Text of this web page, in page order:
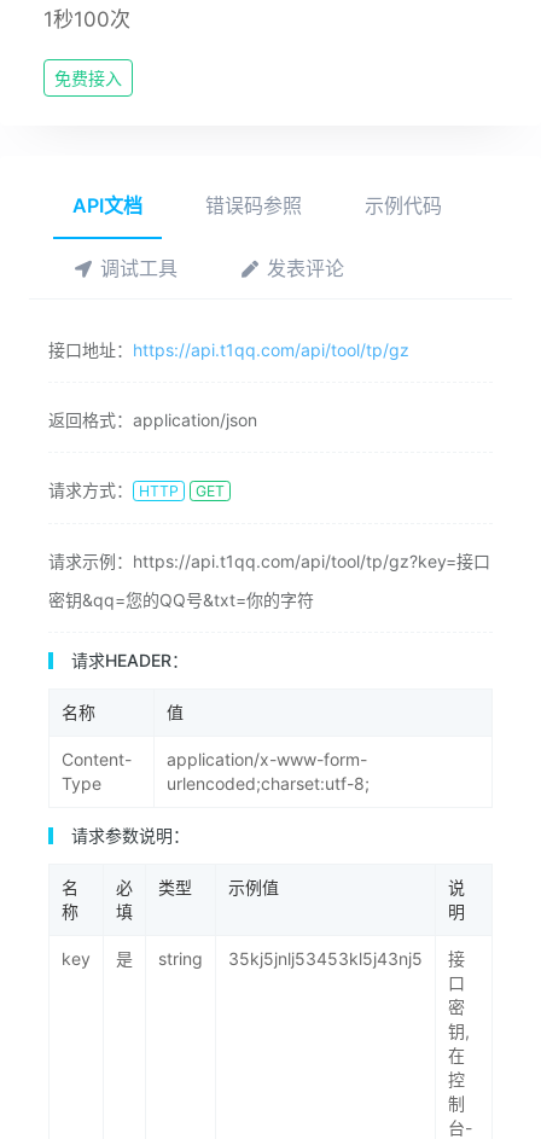
1秒100次
免费接入
API文档 错误码参照 示例代码
调试工具 发表评论
接口地址： https://api.t1qq.com/api/tool/tp/gz
返回格式： application/json
请求方式： HTTP GET
请求示例： https://api.t1qq.com/api/tool/tp/gz?key=接口
密钥&qq=您的QQ号&txt=你的字符
请求HEADER：
名称 值
Content-
Type
application/x-www-form-
urlencoded;charset:utf-8;
请求参数说明：
名
称
必
填
类型 示例值
说
明
key 是 string 35kj5jnlj53453kl5j43nj5
接
口
密
钥,
在
控
制
台-